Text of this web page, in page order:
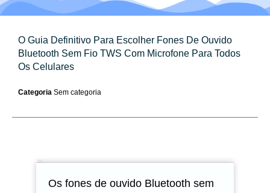
O Guia Definitivo Para Escolher Fones De Ouvido
Bluetooth Sem Fio TWS Com Microfone Para Todos
Os Celulares
Categoria Sem categoria
Os fones de ouvido Bluetooth sem